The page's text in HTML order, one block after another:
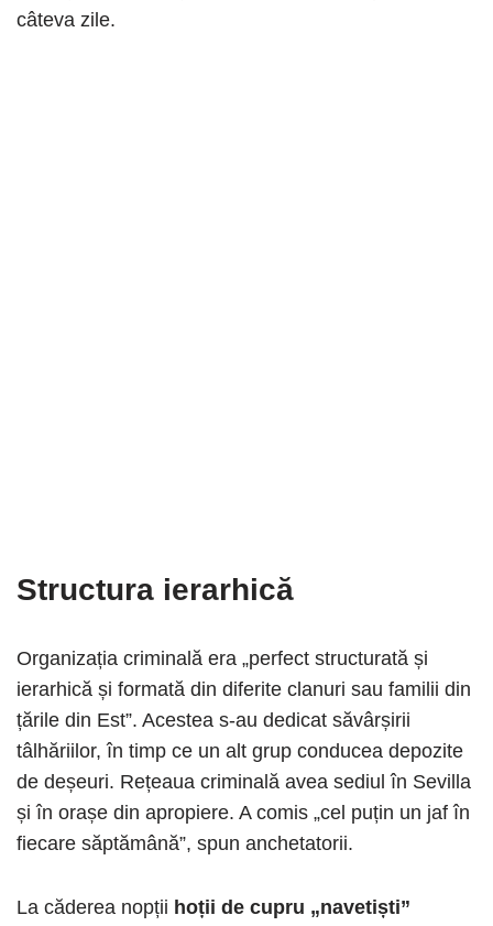
câteva zile.
Structura ierarhică
Organizația criminală era „perfect structurată și
ierarhică și formată din diferite clanuri sau familii din
țările din Est”. Acestea s-au dedicat săvârșirii
tâlhăriilor, în timp ce un alt grup conducea depozite
de deșeuri. Rețeaua criminală avea sediul în Sevilla
și în orașe din apropiere. A comis „cel puțin un jaf în
fiecare săptămână”, spun anchetatorii.
La căderea nopții hoții de cupru „navetiști”